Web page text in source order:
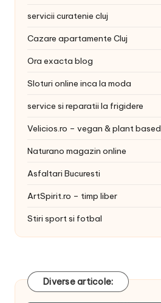
servicii curatenie cluj
Cazare apartamente Cluj
Ora exacta blog
Sloturi online inca la moda
service si reparatii la frigidere
Velicios.ro – vegan & plant based
Naturano magazin online
Asfaltari Bucuresti
ArtSpirit.ro – timp liber
Stiri sport si fotbal
Diverse articole: